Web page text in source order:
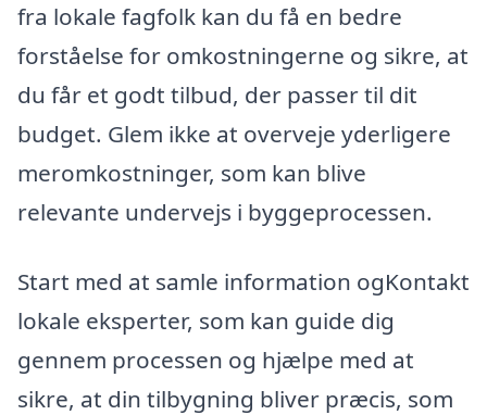
fra lokale fagfolk kan du få en bedre
forståelse for omkostningerne og sikre, at
du får et godt tilbud, der passer til dit
budget. Glem ikke at overveje yderligere
meromkostninger, som kan blive
relevante undervejs i byggeprocessen.
Start med at samle information ogKontakt
lokale eksperter, som kan guide dig
gennem processen og hjælpe med at
sikre, at din tilbygning bliver præcis, som